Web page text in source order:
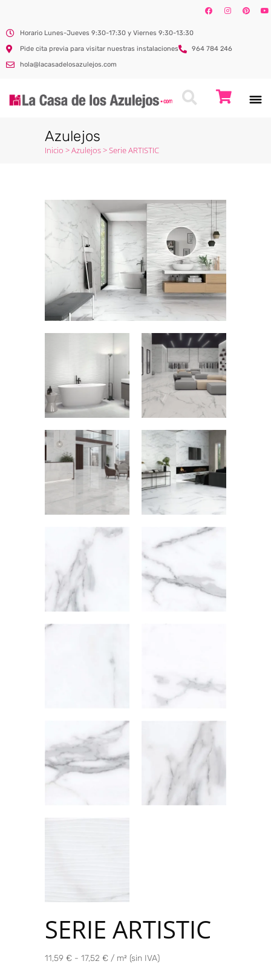
Horario Lunes-Jueves 9:30-17:30 y Viernes 9:30-13:30
Pide cita previa para visitar nuestras instalaciones
964 784 246
hola@lacasadelosazulejos.com
Azulejos
Inicio >Azulejos>Serie ARTISTIC
SERIE ARTISTIC
11,59 € - 17,52 € / m² (sin IVA)